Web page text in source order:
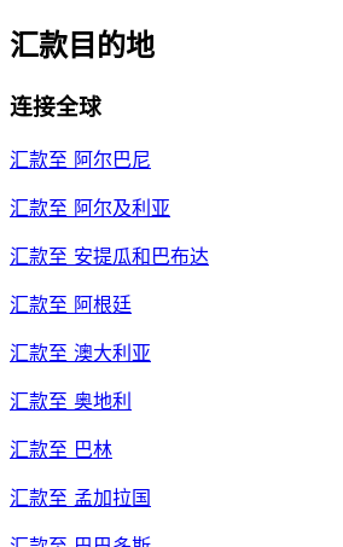
汇款目的地
连接全球
汇款至 阿尔巴尼
汇款至 阿尔及利亚
汇款至 安提瓜和巴布达
汇款至 阿根廷
汇款至 澳大利亚
汇款至 奥地利
汇款至 巴林
汇款至 孟加拉国